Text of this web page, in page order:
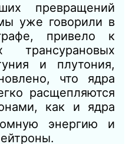
превращений
уже говорили в
привело к
трансурановых
и плутония,
что ядра
расщепляются
как и ядра
энергию и